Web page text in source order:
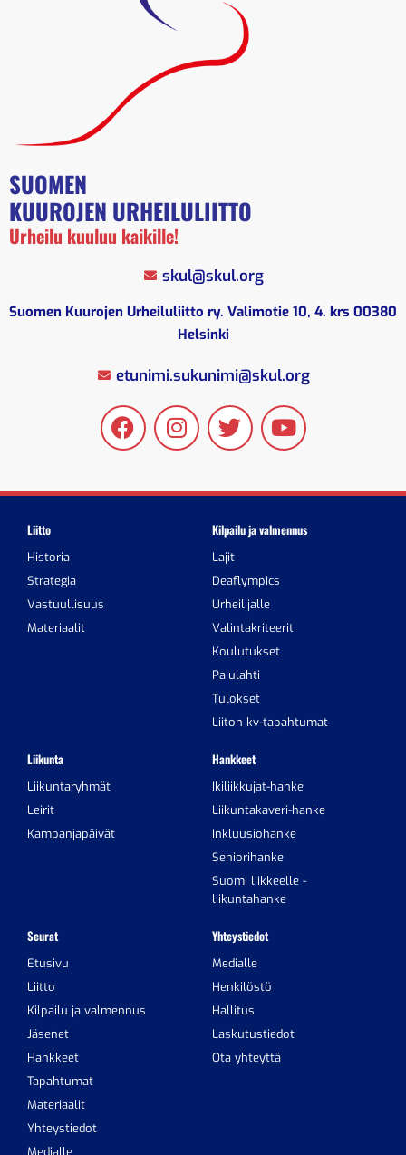
SUOMEN
KUUROJEN URHEILULIITTO
Urheilu kuuluu kaikille!
skul@skul.org
Suomen Kuurojen Urheiluliitto ry. Valimotie 10, 4. krs 00380
Helsinki
etunimi.sukunimi@skul.org
Liitto
Historia
Strategia
Vastuullisuus
Materiaalit
Kilpailu ja valmennus
Lajit
Deaflympics
Urheilijalle
Valintakriteerit
Koulutukset
Pajulahti
Tulokset
Liiton kv-tapahtumat
Liikunta
Liikuntaryhmät
Leirit
Kampanjapäivät
Hankkeet
Ikiliikkujat-hanke
Liikuntakaveri-hanke
Inkluusiohanke
Seniorihanke
Suomi liikkeelle -
liikuntahanke
Seurat
Etusivu
Liitto
Kilpailu ja valmennus
Jäsenet
Hankkeet
Tapahtumat
Materiaalit
Yhteystiedot
Medialle
Yhteystiedot
Medialle
Henkilöstö
Hallitus
Laskutustiedot
Ota yhteyttä